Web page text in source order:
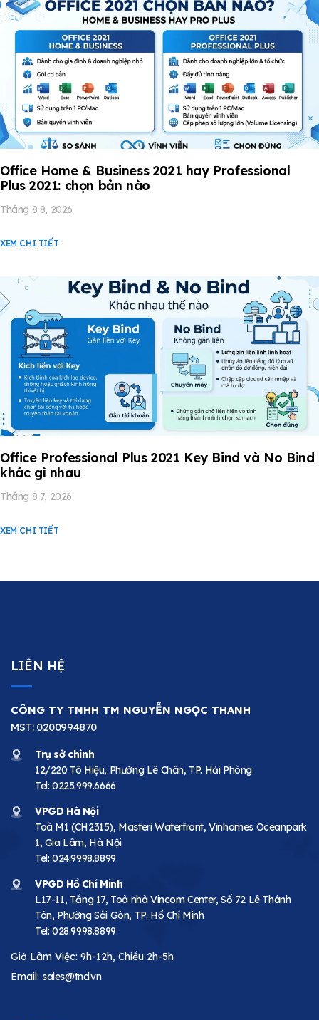
Office Home & Business 2021 hay Professional
Plus 2021: chọn bản nào
Tháng 8 8, 2026
XEM CHI TIẾT
Office Professional Plus 2021 Key Bind và No Bind
khác gì nhau
Tháng 8 7, 2026
XEM CHI TIẾT
LIÊN HỆ
CÔNG TY TNHH TM NGUYỄN NGỌC THANH
MST: 0200994870
Trụ sở chính
12/220 Tô Hiệu, Phường Lê Chân, TP. Hải Phòng
Tel: 0225.999.6666
VPGD Hà Nội
Toà M1 (CH2315), Masteri Waterfront, Vinhomes Oceanpark
1, Gia Lâm, Hà Nội
Tel: 024.9998.8899
VPGD Hồ Chí Minh
L17-11, Tầng 17, Toà nhà Vincom Center, Số 72 Lê Thánh
Tôn, Phường Sài Gòn, TP. Hồ Chí Minh
Tel: 028.9998.8899
Giờ Làm Việc: 9h-12h, Chiều 2h-5h
Email: sales@tnd.vn